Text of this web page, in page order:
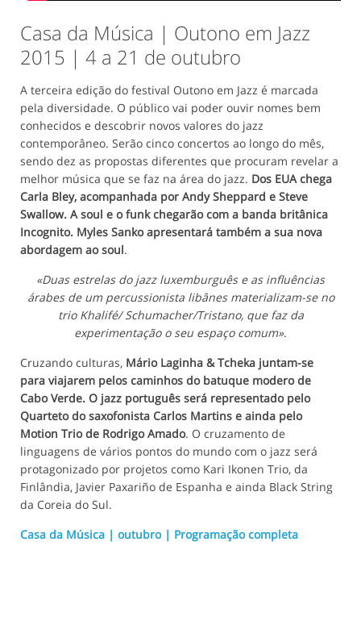
Casa da Música | Outono em Jazz
2015 | 4 a 21 de outubro
A terceira edição do festival Outono em Jazz é marcada
pela diversidade. O público vai poder ouvir nomes bem
conhecidos e descobrir novos valores do jazz
contemporâneo. Serão cinco concertos ao longo do mês,
sendo dez as propostas diferentes que procuram revelar a
melhor música que se faz na área do jazz. Dos EUA chega
Carla Bley, acompanhada por Andy Sheppard e Steve
Swallow. A soul e o funk chegarão com a banda britânica
Incognito. Myles Sanko apresentará também a sua nova
abordagem ao soul.
«Duas estrelas do jazz luxemburguês e as influências
árabes de um percussionista libânes materializam-se no
trio Khalifé/ Schumacher/Tristano, que faz da
experimentação o seu espaço comum».
Cruzando culturas, Mário Laginha & Tcheka juntam-se
para viajarem pelos caminhos do batuque modero de
Cabo Verde. O jazz português será representado pelo
Quarteto do saxofonista Carlos Martins e ainda pelo
Motion Trio de Rodrigo Amado. O cruzamento de
linguagens de vários pontos do mundo com o jazz será
protagonizado por projetos como Kari Ikonen Trio, da
Finlândia, Javier Paxariño de Espanha e ainda Black String
da Coreia do Sul.
Casa da Música | outubro | Programação completa